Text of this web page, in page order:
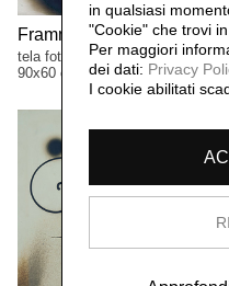
Frammenti segni,
1981
tela fotografica, viraggio seppia
90x60 cm
in qualsiasi
"Cookie" che trovi
Per maggiori
dei dati: Privacy
I cookie abilitati